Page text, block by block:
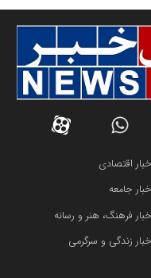
اقتصادی
جامعه
فرهنگ، هنر و رسانه
زندگی و سرگرمی